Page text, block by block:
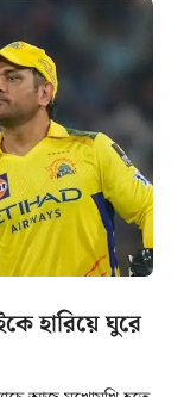
হারিয়ে ঘুরে